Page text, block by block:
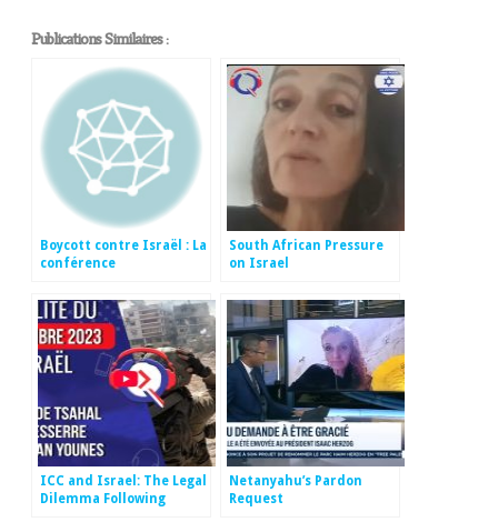
Publications Similaires :
Boycott contre Israël : La
conférence
lutte contre le
mouvement BDS
South African Pressure
on Israel
ICC and Israel: The Legal
Dilemma Following
Netanyahu’s Pardon
Request